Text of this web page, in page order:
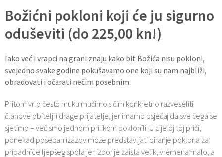
Božićni pokloni koji će ju sigurno
oduševiti (do 225,00 kn!)
Iako već i vrapci na grani znaju kako bit Božića nisu pokloni,
svejedno svake godine pokušavamo one koji su nam najbliži,
obradovati i očarati nečim posebnim.
Pritom vrlo često muku mučimo s čim konkretno razveseliti
članove obitelji i drage prijatelje, jer imamo osjećaj da sve čega se
sjetimo – već smo jednom prilikom poklonili. U cijeloj toj priči,
ponekad poseban izazov može predstavljati biranje poklona za
pripadnice ljepšeg spola jer izbor je zaista velik, vremena malo, a